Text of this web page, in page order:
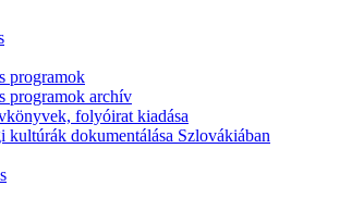
programok
programok archív
folyóirat kiadása
kultúrák dokumentálása Szlovákiában